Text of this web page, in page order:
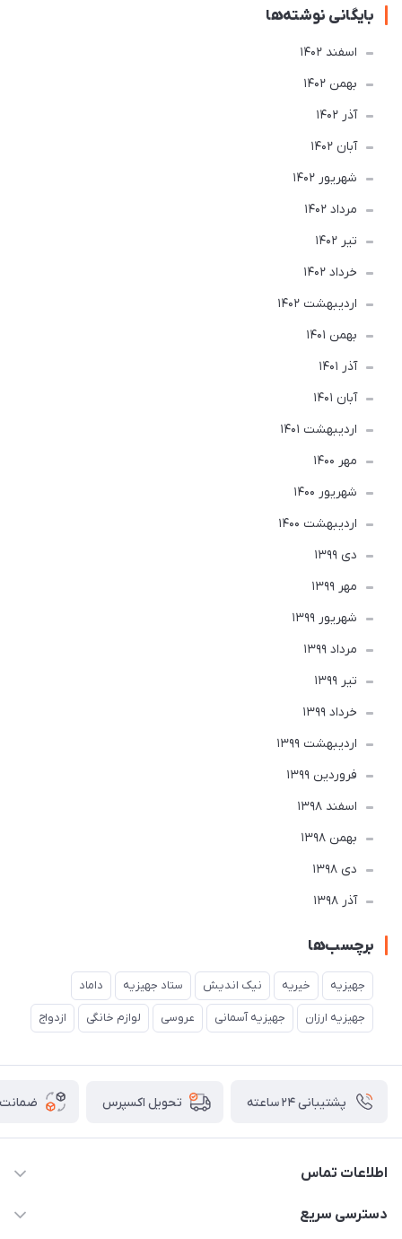
بایگانی نوشته‌ها
اسفند 1402
بهمن 1402
آذر 1402
آبان 1402
شهریور 1402
مرداد 1402
تير 1402
خرداد 1402
ارديبهشت 1402
بهمن 1401
آذر 1401
آبان 1401
ارديبهشت 1401
مهر 1400
شهریور 1400
ارديبهشت 1400
دی 1399
مهر 1399
شهریور 1399
مرداد 1399
تير 1399
خرداد 1399
ارديبهشت 1399
فروردین 1399
اسفند 1398
بهمن 1398
دی 1398
آذر 1398
برچسب‌ها
جهیزیه خیریه نیک اندیش ستاد جهیزیه داماد
جهیزیه ارزان جهیزیه آسمانی عروسی لوازم خانگی ازدواج
پشتیبانی ۲۴ ساعته تحویل اکسپرس ضمانت
اطلاعات تماس
02177111474
دسترسی سریع